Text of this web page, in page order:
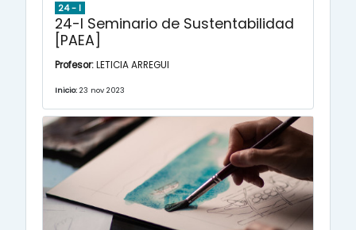
24 - I
24-I Seminario de Sustentabilidad
[PAEA]
Profesor:LETICIA ARREGUI
Inicio: 23 nov 2023